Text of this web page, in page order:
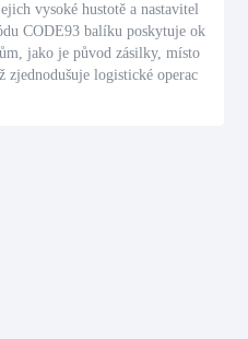
vysoké hustotě a nastavitel
CODE93 balíku poskytuje ok
jako je původ zásilky, místo
logistické operac